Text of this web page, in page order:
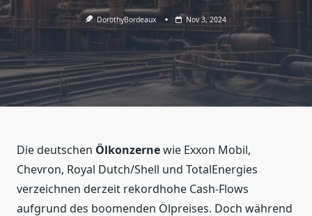
DorothyBordeaux Nov 3, 2024
Die deutschen Ölkonzernewie Exxon Mobil,
Chevron, Royal Dutch/Shell und TotalEnergies
verzeichnen derzeit rekordhohe Cash-Flows
aufgrund des boomenden Ölpreises. Doch während